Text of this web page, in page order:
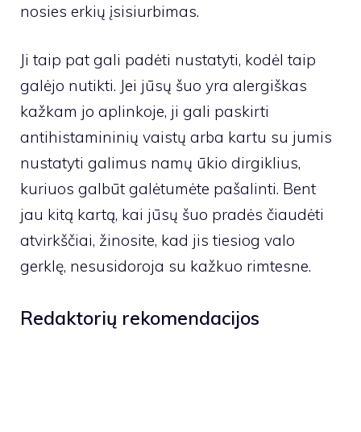
nosies erkių įsisiurbimas.
Ji taip pat gali padėti nustatyti, kodėl taip
galėjo nutikti. Jei jūsų šuo yra alergiškas
kažkam jo aplinkoje, ji gali paskirti
antihistamininių vaistų arba kartu su jumis
nustatyti galimus namų ūkio dirgiklius,
kuriuos galbūt galėtumėte pašalinti. Bent
jau kitą kartą, kai jūsų šuo pradės čiaudėti
atvirkščiai, žinosite, kad jis tiesiog valo
gerklę, nesusidoroja su kažkuo rimtesne.
Redaktorių rekomendacijos